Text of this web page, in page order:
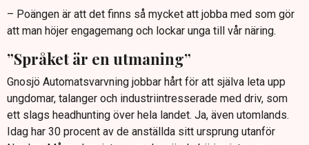
– Poängen är att det finns så mycket att jobba med som gör
att man höjer engagemang och lockar unga till vår näring.
”Språket är en utmaning”
Gnosjö Automatsvarvning jobbar hårt för att själva leta upp
ungdomar, talanger och industriintresserade med driv, som
ett slags headhunting över hela landet. Ja, även utomlands.
Idag har 30 procent av de anställda sitt ursprung utanför